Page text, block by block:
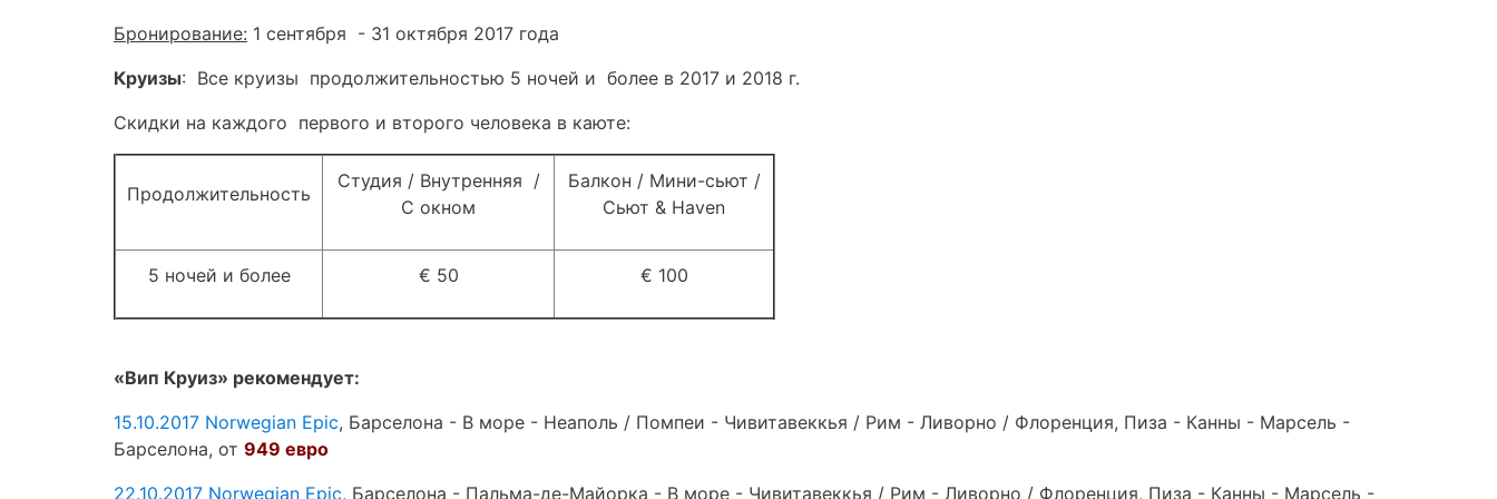
Бронирование: 1 сентября - 31 октября 2017 года
Круизы: Все круизы продолжительностью 5 ночей и более в 2017 и 2018 г.
Скидки на каждого первого и второго человека в каюте:
Продолжительность
Студия / Внутренняя /
С окном
Балкон / Мини-сьют /
Сьют & Haven
5 ночей и более € 50 € 100
«Вип Круиз» рекомендует:
15.10.2017 Norwegian Epic, Барселона - В море - Неаполь / Помпеи - Чивитавеккья / Рим - Ливорно / Флоренция, Пиза - Канны - Марсель -
Барселона, от 949 евро
22.10.2017 Norwegian Epic, Барселона - Пальма-де-Майорка - В море - Чивитавеккья / Рим - Ливорно / Флоренция, Пиза - Канны - Марсель -